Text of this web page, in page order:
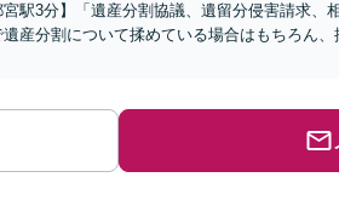
宮駅3分】「遺産分割協議、遺留分侵害請求
産分割について揉めている場合はもちろん